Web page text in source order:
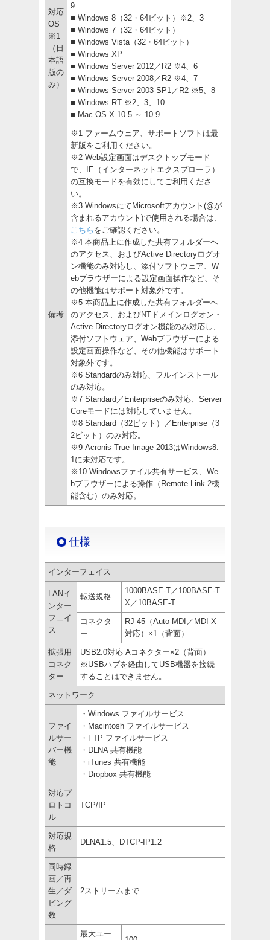
対応
OS
※1
（日
本語
版の
み）
9
■ Windows 8（32・64ビット）※2、3
■ Windows 7（32・64ビット）
■ Windows Vista（32・64ビット）
■ Windows XP
■ Windows Server 2012／R2 ※4、6
■ Windows Server 2008／R2 ※4、7
■ Windows Server 2003 SP1／R2 ※5、8
■ Windows RT ※2、3、10
■ Mac OS X 10.5 ～ 10.9
備考
※1 ファームウェア、サポートソフトは最
新版をご利用ください。
※2 Web設定画面はデスクトップモード
で、IE（インターネットエクスプローラ）
の互換モードを有効にしてご利用くださ
い。
※3 WindowsにてMicrosoftアカウント(@が
含まれるアカウント)で使用される場合は、
こちら をご確認ください。
※4 本商品上に作成した共有フォルダーへ
のアクセス、およびActive Directoryログオ
ン機能のみ対応し、添付ソフトウェア、W
ebブラウザーによる設定画面操作など、そ
の他機能はサポート対象外です。
※5 本商品上に作成した共有フォルダーへ
のアクセス、およびNTドメインログオン・
Active Directoryログオン機能のみ対応し、
添付ソフトウェア、Webブラウザーによる
設定画面操作など、その他機能はサポート
対象外です。
※6 Standardのみ対応、フルインストール
のみ対応。
※7 Standard／Enterpriseのみ対応、Server
Coreモードには対応していません。
※8 Standard（32ビット）／Enterprise（3
2ビット）のみ対応。
※9 Acronis True Image 2013はWindows8.
1に未対応です。
※10 Windowsファイル共有サービス、We
bブラウザーによる操作（Remote Link 2機
能含む）のみ対応。
仕様
インターフェイス
LANイ
ンター
フェイ
ス
転送規格
1000BASE-T／100BASE-T
X／10BASE-T
コネクタ
ー
RJ-45（Auto-MDI／MDI-X
対応）×1（背面）
拡張用
コネク
ター
USB2.0対応 Aコネクター×2（背面）
※USBハブを経由してUSB機器を接続
することはできません。
ネットワーク
ファイ
ルサー
バー機
能
・Windows ファイルサービス
・Macintosh ファイルサービス
・FTP ファイルサービス
・DLNA 共有機能
・iTunes 共有機能
・Dropbox 共有機能
対応プ
ロトコ
ル
TCP/IP
対応規
格
DLNA1.5、DTCP-IP1.2
同時録
画／再
生／ダ
ビング
数
2ストリームまで
最大ユー